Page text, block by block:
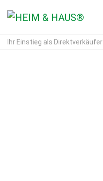
Ihr Einstieg als Direktverkäufer